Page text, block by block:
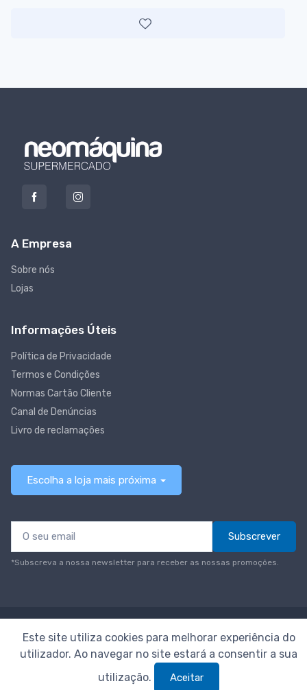
A Empresa
Sobre nós
Lojas
Informações Úteis
Política de Privacidade
Termos e Condições
Normas Cartão Cliente
Canal de Denúncias
Livro de reclamações
Escolha a loja mais próxima
Subscrever
*Subscreva a nossa newsletter para receber as nossas promoções.
© Todos os direitos reservadosNeomáquina
Este site utiliza cookies para melhorar experiência do
utilizador. Ao navegar no site estará a consentir a sua
utilização.
Aceitar